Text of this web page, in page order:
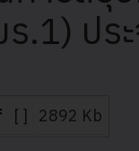
ร.1) ปร
[ ] 2892 Kb